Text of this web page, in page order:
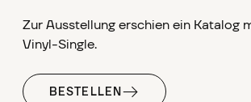
Zur Ausstellung erschien ein Katalog
Vinyl-Single.
BESTELLEN